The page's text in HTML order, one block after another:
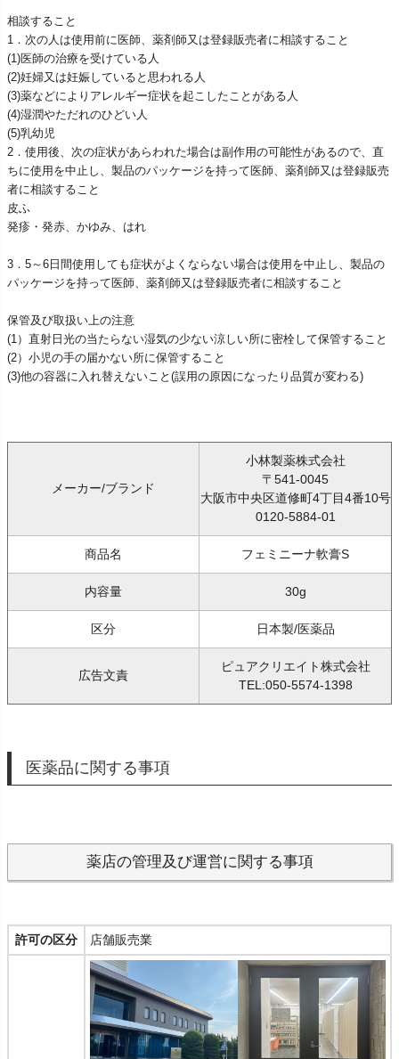
相談すること
1．次の人は使用前に医師、薬剤師又は登録販売者に相談すること
(1)医師の治療を受けている人
(2)妊婦又は妊娠していると思われる人
(3)薬などによりアレルギー症状を起こしたことがある人
(4)湿潤やただれのひどい人
(5)乳幼児
2．使用後、次の症状があらわれた場合は副作用の可能性があるので、直
ちに使用を中止し、製品のパッケージを持って医師、薬剤師又は登録販売
者に相談すること
皮ふ
発疹・発赤、かゆみ、はれ
3．5～6日間使用しても症状がよくならない場合は使用を中止し、製品の
パッケージを持って医師、薬剤師又は登録販売者に相談すること
保管及び取扱い上の注意
(1）直射日光の当たらない湿気の少ない涼しい所に密栓して保管すること
(2）小児の手の届かない所に保管すること
(3)他の容器に入れ替えないこと(誤用の原因になったり品質が変わる)
メーカー/ブランド
小林製薬株式会社
〒541-0045
大阪市中央区道修町4丁目4番10号
0120-5884-01
商品名 フェミニーナ軟膏S
内容量 30g
区分 日本製/医薬品
広告文責
ピュアクリエイト株式会社
TEL:050-5574-1398
医薬品に関する事項
薬店の管理及び運営に関する事項
許可の区分 店舗販売業